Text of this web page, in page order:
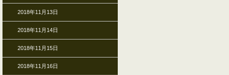
2018年11月13日
2018年11月14日
2018年11月15日
2018年11月16日